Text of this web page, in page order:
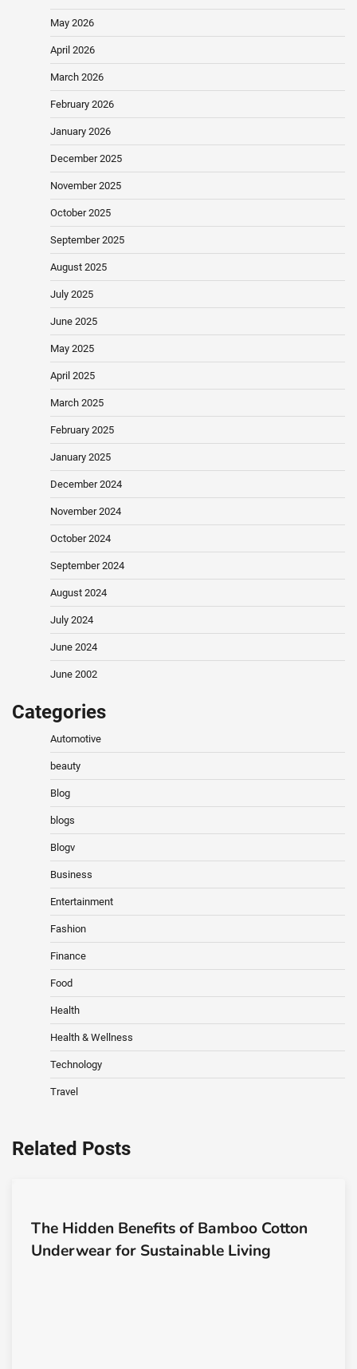
May 2026
April 2026
March 2026
February 2026
January 2026
December 2025
November 2025
October 2025
September 2025
August 2025
July 2025
June 2025
May 2025
April 2025
March 2025
February 2025
January 2025
December 2024
November 2024
October 2024
September 2024
August 2024
July 2024
June 2024
June 2002
Categories
Automotive
beauty
Blog
blogs
Blogv
Business
Entertainment
Fashion
Finance
Food
Health
Health & Wellness
Technology
Travel
Related Posts
The Hidden Benefits of Bamboo Cotton
Underwear for Sustainable Living